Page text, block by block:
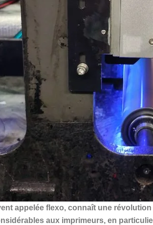
appelée flexo, connaît une
aux imprimeurs, en